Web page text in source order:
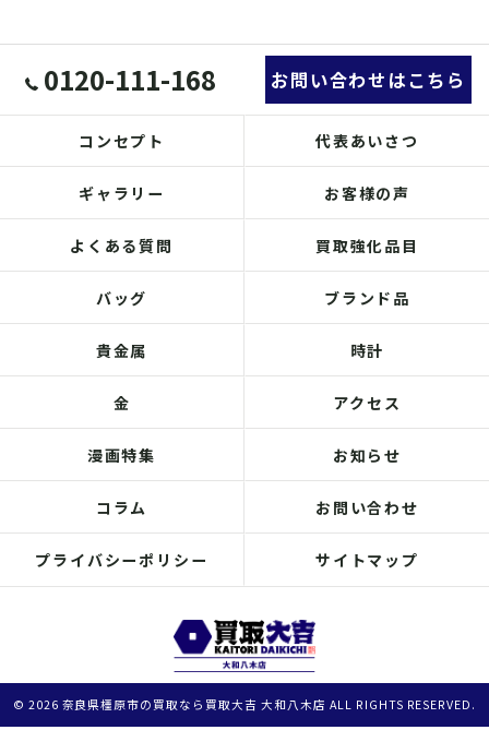
0120-111-168 お問い合わせはこちら
コンセプト 代表あいさつ
ギャラリー お客様の声
よくある質問 買取強化品目
バッグ ブランド品
貴金属 時計
金 アクセス
漫画特集 お知らせ
コラム お問い合わせ
プライバシーポリシー サイトマップ
© 2026 奈良県橿原市の買取なら買取大吉 大和八木店 ALL RIGHTS RESERVED.